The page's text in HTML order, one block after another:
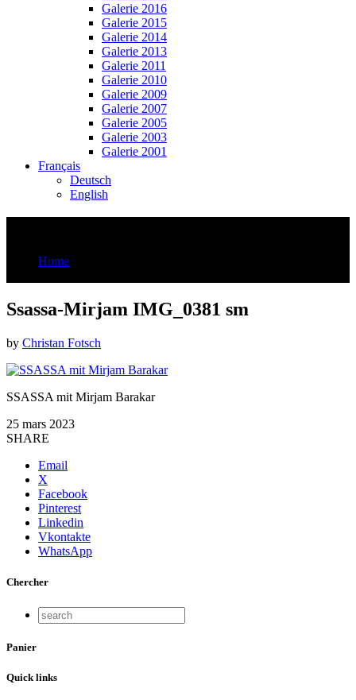
Galerie 2016
Galerie 2015
Galerie 2014
Galerie 2013
Galerie 2011
Galerie 2010
Galerie 2009
Galerie 2007
Galerie 2005
Galerie 2003
Galerie 2001
Français
Deutsch
English
Home
Ssassa-Mirjam IMG_0381 sm
by Christan Fotsch
SSASSA mit Mirjam Barakar
25 mars 2023
SHARE
Email
X
Facebook
Pinterest
Linkedin
Vkontakte
WhatsApp
Chercher
Panier
Quick links